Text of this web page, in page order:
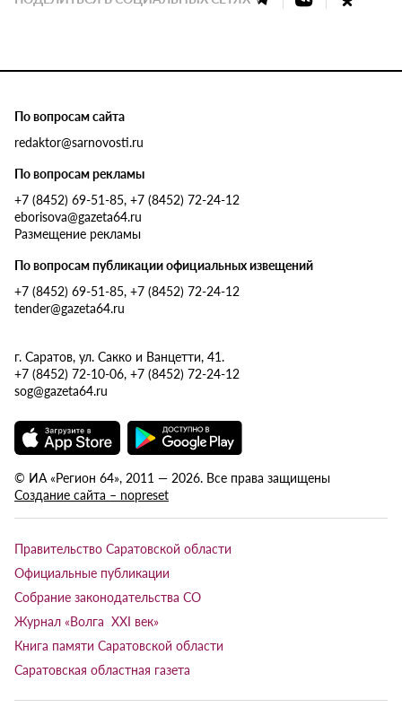
По вопросам сайта
redaktor@sarnovosti.ru
По вопросам рекламы
+7 (8452) 69-51-85, +7 (8452) 72-24-12
eborisova@gazeta64.ru
Размещение рекламы
По вопросам публикации официальных извещений
+7 (8452) 69-51-85, +7 (8452) 72-24-12
tender@gazeta64.ru
г. Саратов, ул. Сакко и Ванцетти, 41.
+7 (8452) 72-10-06, +7 (8452) 72-24-12
sog@gazeta64.ru
© ИА «Регион 64», 2011 — 2026. Все права защищены
Создание сайта – nopreset
Правительство Саратовской области
Официальные публикации
Собрание законодательства СО
Журнал «Волга XXI век»
Книга памяти Саратовской области
Саратовская областная газета